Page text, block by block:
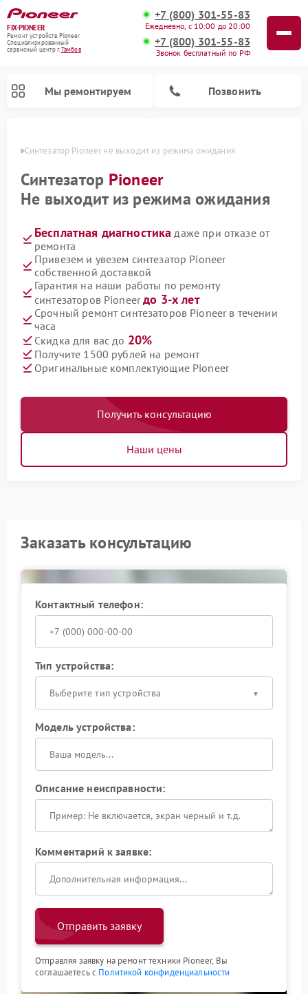
FIX-PIONEER
Ремонт устройств Pioneer
Специализированный
cервисный центр г.Тамбов
+7 (800) 301-55-83
Ежедневно, с 10:00 до 20:00
+7 (800) 301-55-83
Звонок бесплатный по РФ
Мы ремонтируем Позвонить
Синтезатор Pioneer не выходит из режима ожидания
Синтезатор Pioneer
Не выходит из режима ожидания
Бесплатная диагностика даже при отказе от
ремонта
Привезем и увезем синтезатор Pioneer
собственной доставкой
Гарантия на наши работы по ремонту
синтезаторов Pioneerдо 3-х лет
Срочный ремонт синтезаторов Pioneer в течении
часа
Скидка для вас до 20%
Получите 1500 рублей на ремонт
Оригинальные комплектующие Pioneer
Получить консультацию
Наши цены
Заказать консультацию
Контактный телефон:
Тип устройства:
Выберите тип устройства
Модель устройства:
Описание неисправности:
Комментарий к заявке:
Отправить заявку
Отправляя заявку на ремонт техники Pioneer, Вы
соглашаетесь с Политикой конфиденциальности